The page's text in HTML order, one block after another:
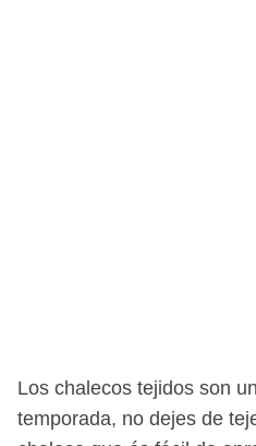
Los chalecos tejidos son
temporada, no dejes de